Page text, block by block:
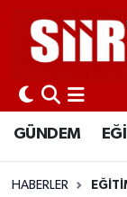
GÜNDEM
HABERLER
GÜNDEM
EĞİTİM
SİYASET
Siirt
Siirt Hava
Siirt